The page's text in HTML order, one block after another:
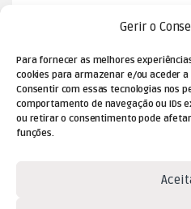
Gerir o
Para fornecer as melhores
cookies para armazenar e/ou aceder
Consentir com essas tecnologias nos
comportamento de navegação ou IDs
ou retirar o consentimento pode
funções.